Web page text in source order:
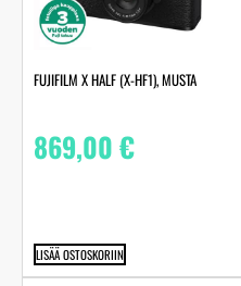
FUJIFILM X HALF (X-HF1), MUSTA
869,00€
LISÄÄ OSTOSKORIIN